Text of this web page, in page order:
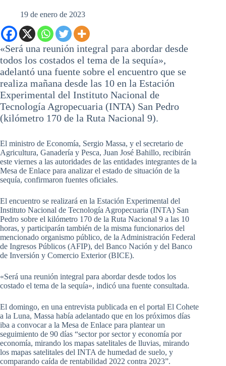
19 de enero de 2023
«Será una reunión integral para abordar desde
todos los costados el tema de la sequía»,
adelantó una fuente sobre el encuentro que se
realiza mañana desde las 10 en la Estación
Experimental del Instituto Nacional de
Tecnología Agropecuaria (INTA) San Pedro
(kilómetro 170 de la Ruta Nacional 9).
El ministro de Economía, Sergio Massa, y el secretario de
Agricultura, Ganadería y Pesca, Juan José Bahillo, recibirán
este viernes a las autoridades de las entidades integrantes de la
Mesa de Enlace para analizar el estado de situación de la
sequía, confirmaron fuentes oficiales.
El encuentro se realizará en la Estación Experimental del
Instituto Nacional de Tecnología Agropecuaria (INTA) San
Pedro sobre el kilómetro 170 de la Ruta Nacional 9 a las 10
horas, y participarán también de la misma funcionarios del
mencionado organismo público, de la Administración Federal
de Ingresos Públicos (AFIP), del Banco Nación y del Banco
de Inversión y Comercio Exterior (BICE).
«Será una reunión integral para abordar desde todos los
costado el tema de la sequía», indicó una fuente consultada.
El domingo, en una entrevista publicada en el portal El Cohete
a la Luna, Massa había adelantado que en los próximos días
iba a convocar a la Mesa de Enlace para plantear un
seguimiento de 90 días “sector por sector y economía por
economía, mirando los mapas satelitales de lluvias, mirando
los mapas satelitales del INTA de humedad de suelo, y
comparando caída de rentabilidad 2022 contra 2023”.